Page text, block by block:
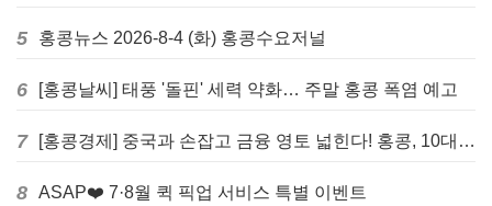
5 홍콩뉴스 2026-8-4 (화) 홍콩수요저널
6 [홍콩날씨] 태풍 '돌핀' 세력 약화… 주말 홍콩 폭염 예고
7 [홍콩경제] 중국과 손잡고 금융 영토 넓힌다! 홍콩, 10대 신규 정책 발표
8 ASAP❤️ 7·8월 퀵 픽업 서비스 특별 이벤트